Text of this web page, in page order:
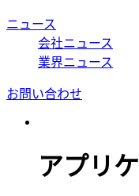
ニュース
会社ニュース
業界ニュース
お問い合わせ
アプリ